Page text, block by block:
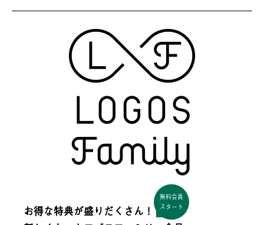
お得な特典が盛りだくさん！
無料会員
スタート